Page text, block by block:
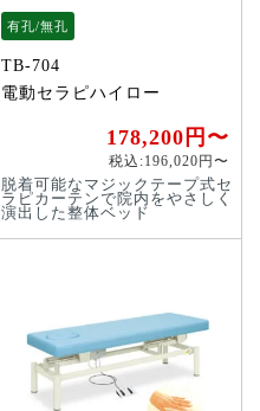
有孔/無孔
TB-704
電動セラピハイロー
178,200円〜
税込:196,020円〜
脱着可能なマジックテープ式セ
ラピカーテンで院内をやさしく
演出した整体ベッド